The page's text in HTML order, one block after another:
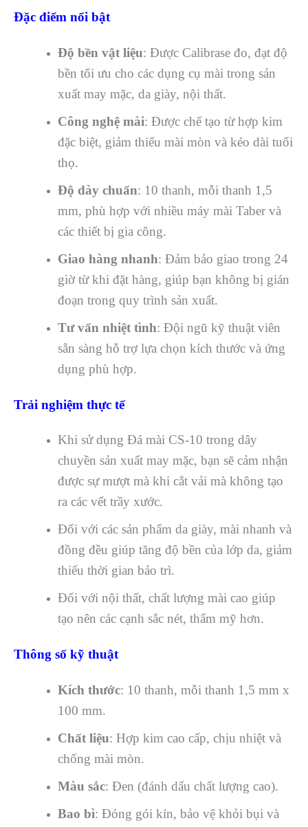
Đặc điểm nổi bật
Độ bền vật liệu: Được Calibrase đo, đạt độ
bền tối ưu cho các dụng cụ mài trong sản
xuất may mặc, da giày, nội thất.
Công nghệ mài: Được chế tạo từ hợp kim
đặc biệt, giảm thiểu mài mòn và kéo dài tuổi
thọ.
Độ dày chuẩn: 10 thanh, mỗi thanh 1,5
mm, phù hợp với nhiều máy mài Taber và
các thiết bị gia công.
Giao hàng nhanh: Đảm bảo giao trong 24
giờ từ khi đặt hàng, giúp bạn không bị gián
đoạn trong quy trình sản xuất.
Tư vấn nhiệt tình: Đội ngũ kỹ thuật viên
sẵn sàng hỗ trợ lựa chọn kích thước và ứng
dụng phù hợp.
Trải nghiệm thực tế
Khi sử dụng Đá mài CS-10 trong dây
chuyền sản xuất may mặc, bạn sẽ cảm nhận
được sự mượt mà khi cắt vải mà không tạo
ra các vết trầy xước.
Đối với các sản phẩm da giày, mài nhanh và
đồng đều giúp tăng độ bền của lớp da, giảm
thiểu thời gian bảo trì.
Đối với nội thất, chất lượng mài cao giúp
tạo nên các cạnh sắc nét, thẩm mỹ hơn.
Thông số kỹ thuật
Kích thước: 10 thanh, mỗi thanh 1,5 mm x
100 mm.
Chất liệu: Hợp kim cao cấp, chịu nhiệt và
chống mài mòn.
Màu sắc: Đen (đánh dấu chất lượng cao).
Bao bì: Đóng gói kín, bảo vệ khỏi bụi và